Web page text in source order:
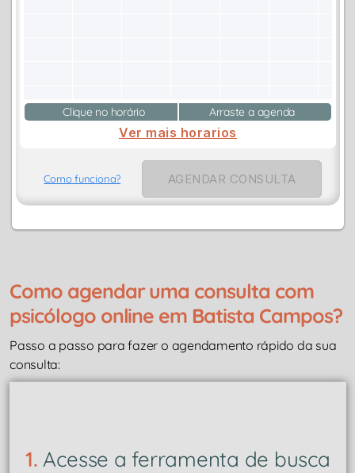
Clique no horário Arraste a agenda
Ver mais horarios
Como funciona? AGENDAR CONSULTA
Como agendar uma consulta com
psicólogo online em Batista Campos?
Passo a passo para fazer o agendamento rápido da sua
consulta:
1. Acesse a ferramenta de busca